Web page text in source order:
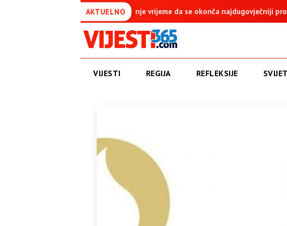
AKTUELNO
da se okonča najdugovječniji protektorat u Evropi Amidžić: Bez
VIJESTI REGIJA REFLEKSIJE SVIJET